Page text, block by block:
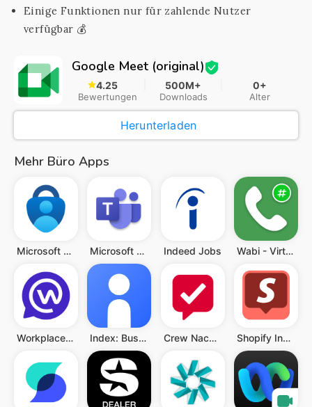
Einige Funktionen nur für zahlende Nutzer
verfügbar 💰
Google Meet (original)
4.25
Bewertungen
500M+
Downloads
0+
Alter
Herunterladen
Mehr Büro Apps
Microsoft Authenticator Microsoft Teams Indeed Jobs Wabi - Virtuelle Telefonnummer
Workplace Chat from Meta Index: Business Phone Number Crew Nachrichten und Planung Shopify Inbox